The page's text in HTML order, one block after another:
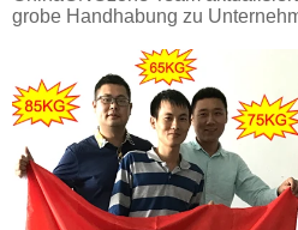
grobe Handhabung zu